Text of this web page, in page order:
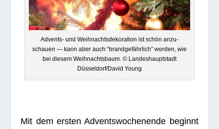
Advents- und Weih­nachts­de­ko­ra­tion ist schön anzu­
schauen — kann aber auch “brand­ge­fähr­lich” wer­den, wie
bei die­sem Weih­nachts­baum. © Lan­des­haupt­stadt
Düsseldorf/David Young
Mit dem ers­ten Advents­wo­chen­ende beginnt